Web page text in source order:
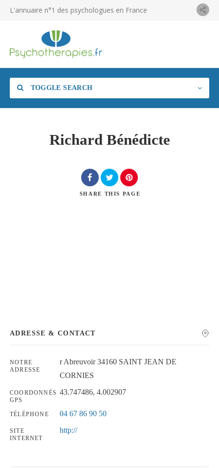
L'annuaire n°1 des psychologues en France
TOGGLE SEARCH
Richard Bénédicte
SHARE THIS PAGE
ADRESSE & CONTACT
NOTRE
ADRESSE
r Abreuvoir 34160 SAINT JEAN DE
CORNIES
COORDONNÉS
GPS
43.747486, 4.002907
TÉLÉPHONE 04 67 86 90 50
SITE
INTERNET
http://